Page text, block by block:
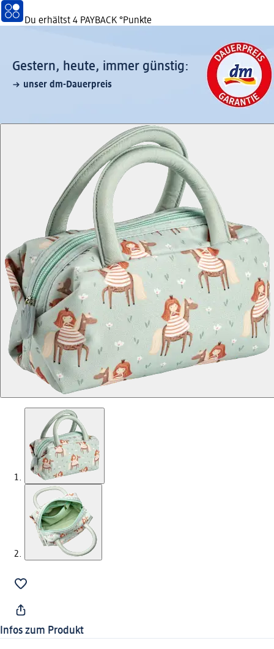
Du erhältst 4 PAYBACK °Punkte
Gestern, heute, immer günstig:
unser dm-Dauerpreis
Infos zum Produkt